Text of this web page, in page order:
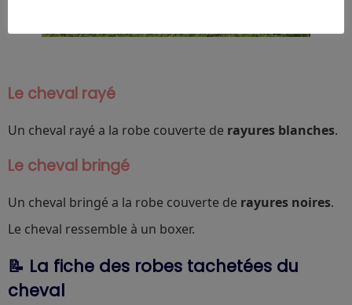
Le cheval rayé
Un cheval rayé a la robe couverte de rayures blanches.
Le cheval bringé
Un cheval bringé a la robe couverte de rayures noires.
Le cheval ressemble à un boxer.
📝 La fiche des robes tachetées du
cheval